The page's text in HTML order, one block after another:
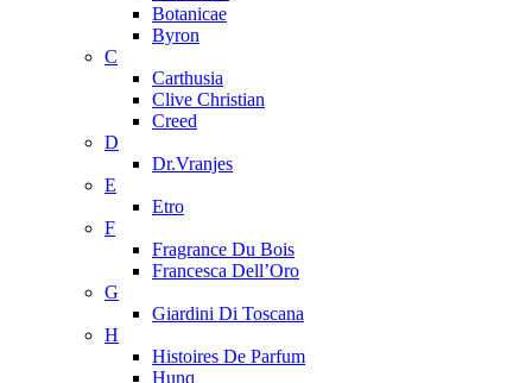
Botanicae
Byron
C
Carthusia
Clive Christian
Creed
D
Dr.Vranjes
E
Etro
F
Fragrance Du Bois
Francesca Dell’Oro
G
Giardini Di Toscana
H
Histoires De Parfum
Hunq